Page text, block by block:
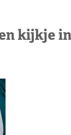
kijkje